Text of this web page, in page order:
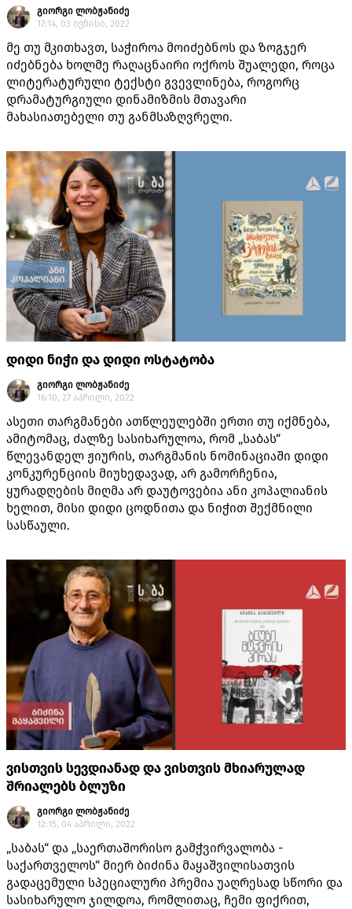
გიორგი ლობჟანიძე
17:14, 03 ივნისი, 2022
მე თუ მკითხავთ, საჭიროა მოიძებნოს და ზოგჯერ
იძებნება ხოლმე რაღაცნაირი ოქროს შუალედი, როცა
ლიტერატურული ტექსტი გვევლინება, როგორც
დრამატურგიული დინამიზმის მთავარი
მახასიათებელი თუ განმსაზღვრელი.
დიდი ნიჭი და დიდი ოსტატობა
გიორგი ლობჟანიძე
16:10, 27 აპრილი, 2022
ასეთი თარგმანები ათწლეულებში ერთი თუ იქმნება,
ამიტომაც, ძალზე სასიხარულოა, რომ „საბას“
წლევანდელ ჟიურის, თარგმანის ნომინაციაში დიდი
კონკურენციის მიუხედავად, არ გამორჩენია,
ყურადღების მიღმა არ დაუტოვებია ანი კოპალიანის
ხელით, მისი დიდი ცოდნითა და ნიჭით შექმნილი
სასწაული.
ვისთვის სევდიანად და ვისთვის მხიარულად
შრიალებს ბლუზი
გიორგი ლობჟანიძე
12:15, 04 აპრილი, 2022
„საბას“ და „საერთაშორისო გამჭვირვალობა -
საქართველოს“ მიერ ბიძინა მაყაშვილისათვის
გადაცემული სპეციალური პრემია უაღრესად სწორი და
სასიხარულო ჯილდოა, რომლითაც, ჩემი ფიქრით,